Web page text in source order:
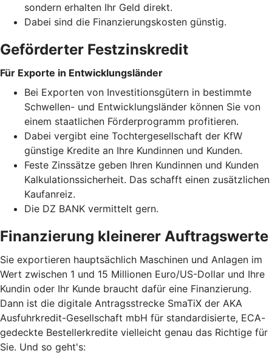
sondern erhalten Ihr Geld direkt.
Dabei sind die Finanzierungskosten günstig.
Geförderter Festzinskredit
Für Exporte in Entwicklungsländer
Bei Exporten von Investitionsgütern in bestimmte
Schwellen- und Entwicklungsländer können Sie von
einem staatlichen Förderprogramm profitieren.
Dabei vergibt eine Tochtergesellschaft der KfW
günstige Kredite an Ihre Kundinnen und Kunden.
Feste Zinssätze geben Ihren Kundinnen und Kunden
Kalkulationssicherheit. Das schafft einen zusätzlichen
Kaufanreiz.
Die DZ BANK vermittelt gern.
Finanzierung kleinerer Auftragswerte
Sie exportieren hauptsächlich Maschinen und Anlagen im
Wert zwischen 1 und 15 Millionen Euro/US-Dollar und Ihre
Kundin oder Ihr Kunde braucht dafür eine Finanzierung.
Dann ist die digitale Antragsstrecke SmaTiX der AKA
Ausfuhrkredit-Gesellschaft mbH für standardisierte, ECA-
gedeckte Bestellerkredite vielleicht genau das Richtige für
Sie. Und so geht's: